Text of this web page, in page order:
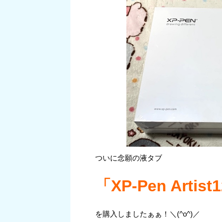
ついに念願の液タブ
「XP-Pen
を購入しましたぁぁ！＼(^o^)／